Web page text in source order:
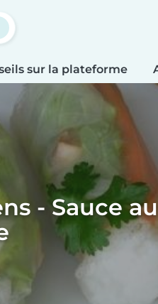
sur la plateforme
- Sauce au